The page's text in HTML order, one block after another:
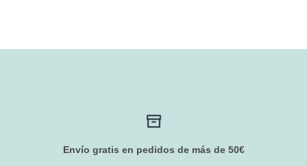
Envío gratis en pedidos de más de 50€